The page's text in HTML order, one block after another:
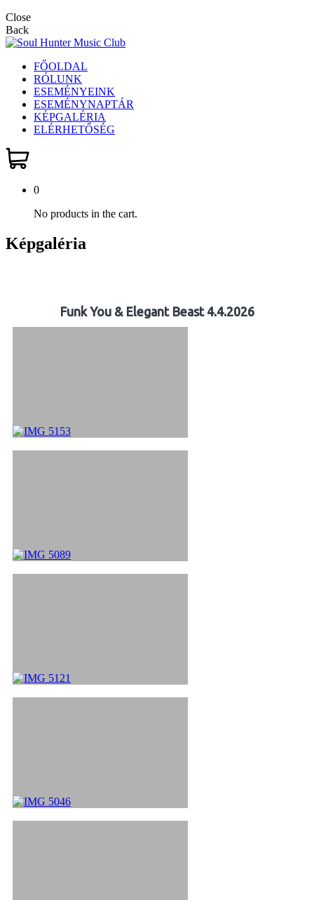
Close
Back
FŐOLDAL
RÓLUNK
ESEMÉNYEINK
ESEMÉNYNAPTÁR
KÉPGALÉRIA
ELÉRHETŐSÉG
0
No products in the cart.
Képgaléria
Funk You & Elegant Beast 4.4.2026